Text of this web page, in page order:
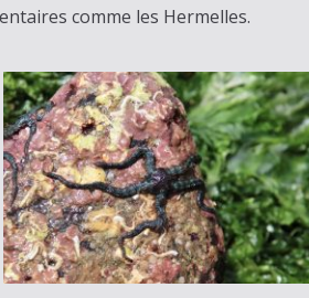
comme les Hermelles.